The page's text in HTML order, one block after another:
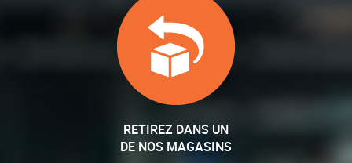
RETIREZ DANS UN
DE NOS MAGASINS